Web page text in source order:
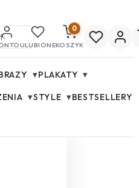
ULUBIONE
0
KOSZYK
▾PLAKATY ▾
▾STYLE ▾BESTSELLERY